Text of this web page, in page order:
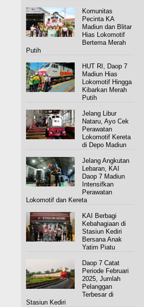
Komunitas
Pecinta KA
Madiun dan Blitar
Hias Lokomotif
Bertema Merah
Putih
HUT RI, Daop 7
Madiun Hias
Lokomotif Hingga
Kibarkan Merah
Putih
Jelang Libur
Nataru, Ayo Cek
Perawatan
Lokomotif Kereta
di Depo Madiun
Jelang Angkutan
Lebaran, KAI
Daop 7 Madiun
Intensifkan
Perawatan
Lokomotif dan Kereta
KAI Berbagi
Kebahagiaan di
Stasiun Kediri
Bersana Anak
Yatim Piatu
Daop 7 Catat
Periode Februari
2025, Jumlah
Pelanggan
Terbesar di
Stasiun Kediri